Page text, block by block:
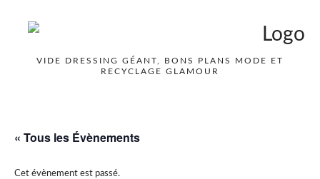
VIDE DRESSING GÉANT, BONS PLANS MODE ET
RECYCLAGE GLAMOUR
« Tous les Évènements
Cet évènement est passé.